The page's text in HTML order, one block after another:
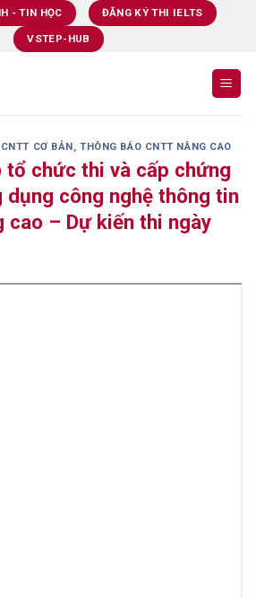
- TIN HỌC ĐĂNG KÝ THI IELTS
VSTEP-HUB
CƠ BẢN ,THÔNG BÁO CNTT NÂNG CAO
tổ chức thi và cấp chứng
dụng công nghệ thông tin
cao – Dự kiến thi ngày